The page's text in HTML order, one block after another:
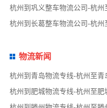
杭州到巩义整车物流公司-杭州
杭州到长葛整车物流公司-杭州
物流新闻
杭州到青岛物流专线-杭州至青
杭州到肥城物流专线-杭州至肥